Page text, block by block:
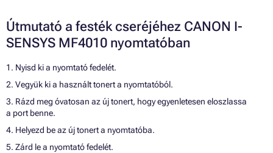
Útmutató a festék cseréjéhez CANON I-
SENSYS MF4010 nyomtatóban
1. Nyisd ki a nyomtató fedelét.
2. Vegyük ki a használt tonert a nyomtatóból.
3. Rázd meg óvatosan az új tonert, hogy egyenletesen eloszlassa
a port benne.
4. Helyezd be az új tonert a nyomtatóba.
5. Zárd le a nyomtató fedelét.